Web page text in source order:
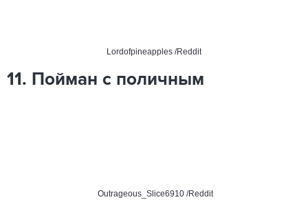
Lordofpineapples /Reddit
11. Пойман с поличным
Outrageous_Slice6910 /Reddit